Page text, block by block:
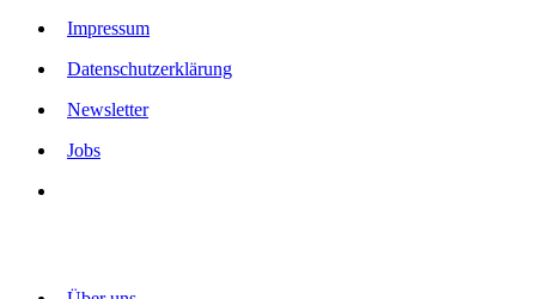
Impressum
Datenschutzerklärung
Newsletter
Jobs